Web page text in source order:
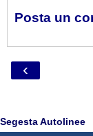
Posta un
‹
Segesta Autolinee